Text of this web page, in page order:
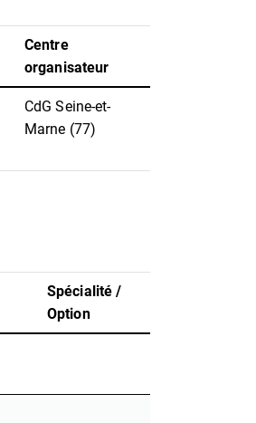
Centre
organisateur
CdG Seine-et-
Marne (77)
Spécialité /
Option